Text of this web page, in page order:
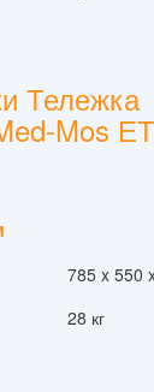
Тележка
Mos
785 x 550
28 кг